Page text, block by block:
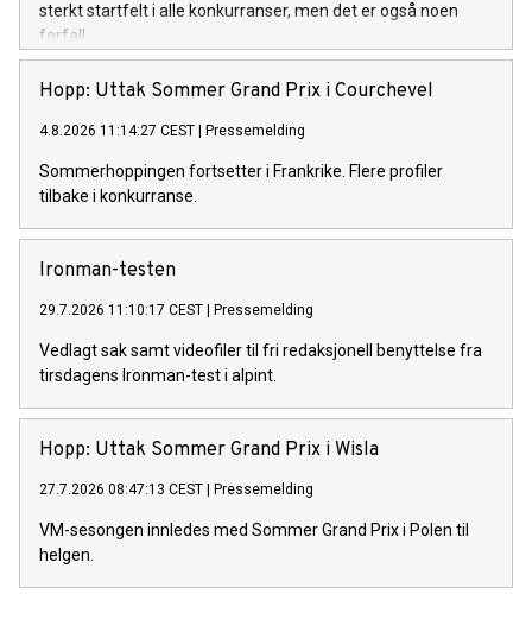
sterkt startfelt i alle konkurranser, men det er også noen
forfall.
Hopp: Uttak Sommer Grand Prix i Courchevel
4.8.2026 11:14:27 CEST Pressemelding
Sommerhoppingen fortsetter i Frankrike. Flere profiler
tilbake i konkurranse.
Ironman-testen
29.7.2026 11:10:17 CEST Pressemelding
Vedlagt sak samt videofiler til fri redaksjonell benyttelse fra
tirsdagens Ironman-test i alpint.
Hopp: Uttak Sommer Grand Prix i Wisla
27.7.2026 08:47:13 CEST Pressemelding
VM-sesongen innledes med Sommer Grand Prix i Polen til
helgen.